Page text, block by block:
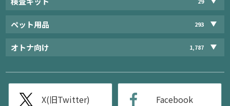
ペット用品 293
オトナ向け 1,787
X(旧Twitter) Facebook